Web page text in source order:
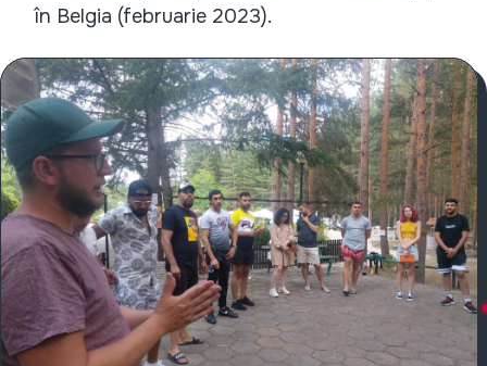
în Belgia (februarie 2023).